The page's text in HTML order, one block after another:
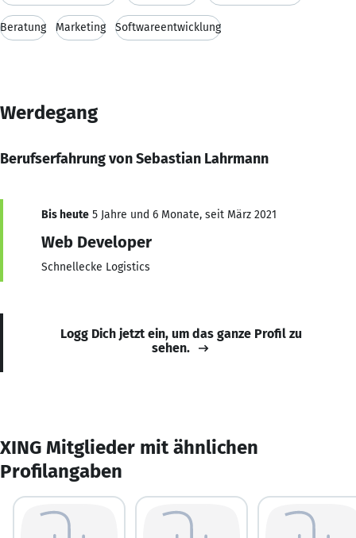
Beratung Marketing Softwareentwicklung
Werdegang
Berufserfahrung von Sebastian Lahrmann
Bis heute 5 Jahre und 6 Monate, seit März 2021
Web Developer
Schnellecke Logistics
Logg Dich jetzt ein, um das ganze Profil zu
sehen.
XING Mitglieder mit ähnlichen
Profilangaben